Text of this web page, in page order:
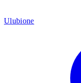
Ulubione